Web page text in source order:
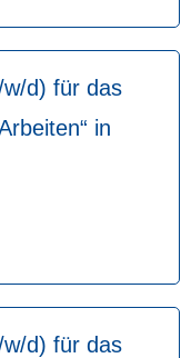
d) für das
in
d) für das